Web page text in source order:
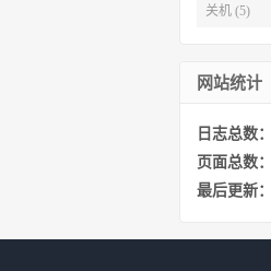
关机 (5)
网站统计
日志总数：
页面总数：
最后更新：